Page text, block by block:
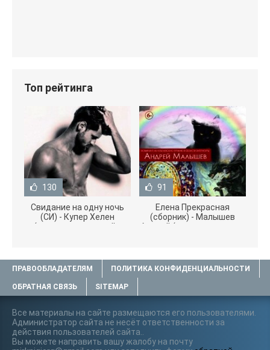
Топ рейтинга
130
Свидание на одну ночь
(СИ) - Купер Хелен
(читать книги онлайн
91
Елена Прекрасная
(сборник) - Малышев
Андрей (книги полностью
ПРАВООБЛАДАТЕЛЯМ ПОЛИТИКА КОНФИДЕНЦИАЛЬНОСТИ
ОБРАТНАЯ СВЯЗЬ SITEMAP
Все материалы на сайте размещаются его пользователями.
Администратор сайта не несёт ответственности за
действия пользователей сайта..
Вы можете направить вашу жалобу на почту